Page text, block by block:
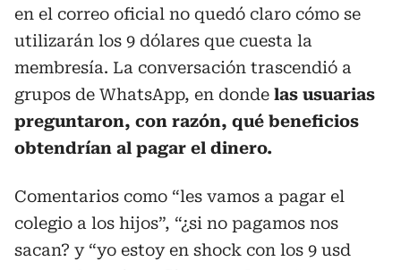
en el correo oficial no quedó claro cómo se
utilizarán los 9 dólares que cuesta la
membresía. La conversación trascendió a
grupos de WhatsApp, en donde las usuarias
preguntaron, con razón, qué beneficios
obtendrían al pagar el dinero.
Comentarios como “les vamos a pagar el
colegio a los hijos”, “¿si no pagamos nos
sacan? y “yo estoy en shock con los 9 usd